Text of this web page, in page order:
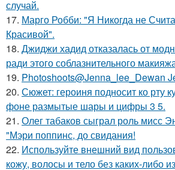
случай.
17. Марго Робби: "Я Никогда не
Красивой".
18. Джиджи хадид отказалась от
ради этого соблазнительного
19. Photoshoots@Jenna_lee_Dewan
20. Сюжет: героиня подносит ко рту
фоне размытые шары и цифры 3 5.
21. Олег табаков сыграл роль мисс
"Мэри поппинс, до свидания!
22. Используйте внешний вид
кожу, волосы и тело без каких-либо